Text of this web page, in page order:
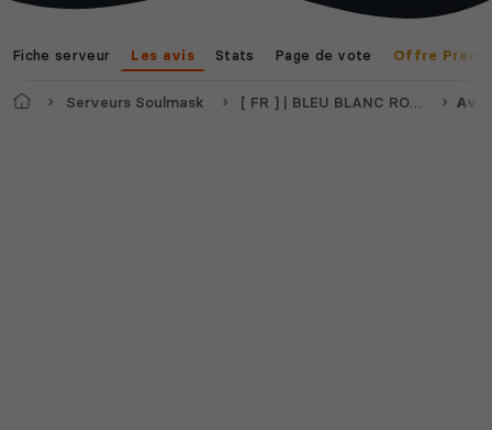
Myth of Empires Enshrouded
Fiche serveur Les avis Stats Page de vote Offre
AccueilServeurs Soulmask [ FR ] | BLEU BLANC ROUGE | PVPVE x2 Loot 1.2XP / DLC \ RAID TIME Avis